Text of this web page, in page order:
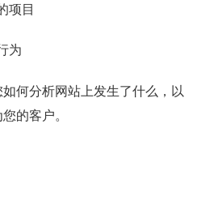
项目
为
何分析网站上发生了什么，以
的客户。